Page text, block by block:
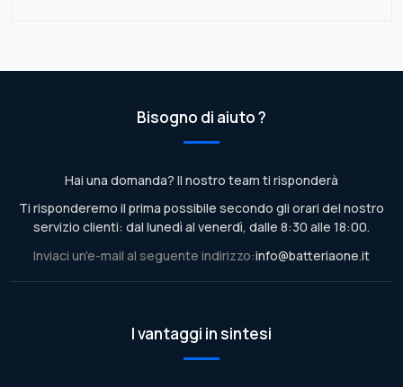
Bisogno di aiuto ?
Hai una domanda? Il nostro team ti risponderà
Ti risponderemo il prima possibile secondo gli orari del nostro
servizio clienti: dal lunedì al venerdì, dalle 8:30 alle 18:00.
Inviaci un'e-mail al seguente indirizzo:info@batteriaone.it
I vantaggi in sintesi